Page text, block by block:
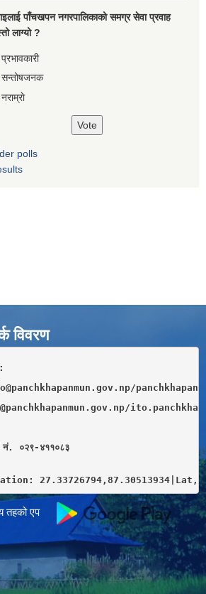
पाँचखपन नगरपालिकाको समग्र सेवा प्रवाह
लाग्यो ?
प्रभावकारी
सन्तोषजनक
नराम्राे
polls
विवरण
नं. ०२९-४११०८३
तहको एप